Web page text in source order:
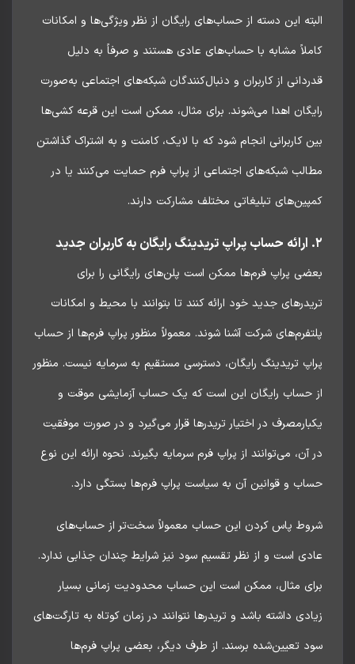
این دسته از حساب‌های رایگان از نظر ویژگی‌ها و امکانات
مشابه با حساب‌های عادی هستند و صرفاً به دلیل
از کاربران و دنبال‌کنندگان شبکه‌های اجتماعی به‌صورت
اهدا می‌شوند. برای مثال، ممکن است این قرعه کشی‌ها
کاربرانی انجام شود که با لایک، کامنت و به اشتراک گذاشتن
شبکه‌های اجتماعی از پراپ فرم حمایت می‌کنند یا در
تبلیغاتی مختلف مشارکت دارند.
پراپ فرم‌ها ممکن است پلن‌های رایگانی را برای
جدید خود ارائه کنند تا بتوانند با محیط و امکانات
شرکت آشنا شوند. معمولاً منظور پراپ فرم‌ها از حساب
تریدینگ رایگان، دسترسی مستقیم به سرمایه نیست. منظور
حساب رایگان این است که یک حساب آزمایشی موقت و
در اختیار تریدرها قرار می‌گیرد و در صورت موفقیت
می‌توانند از پراپ فرم سرمایه بگیرند. نحوه ارائه این نوع
و قوانین آن به سیاست پراپ فرم‌ها بستگی دارد.
پاس کردن این حساب معمولاً سخت‌تر از حساب‌های
است و از نظر تقسیم سود نیز شرایط چندان جذابی ندارد.
مثال، ممکن است این حساب محدودیت زمانی بسیار
داشته باشد و تریدرها نتوانند در زمان کوتاه به تارگت‌های
تعیین‌شده برسند. از طرف دیگر، بعضی پراپ فرم‌ها